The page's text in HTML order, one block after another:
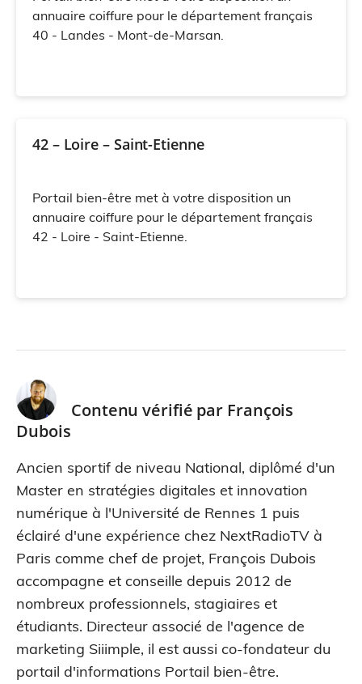
annuaire coiffure pour le département français
40 - Landes - Mont-de-Marsan.
42 – Loire – Saint-Etienne
Portail bien-être met à votre disposition un
annuaire coiffure pour le département français
42 - Loire - Saint-Etienne.
Contenu vérifié par François
Dubois
Ancien sportif de niveau National, diplômé d'un
Master en stratégies digitales et innovation
numérique à l'Université de Rennes 1 puis
éclairé d'une expérience chez NextRadioTV à
Paris comme chef de projet, François Dubois
accompagne et conseille depuis 2012 de
nombreux professionnels, stagiaires et
étudiants. Directeur associé de l'agence de
marketing Siiimple, il est aussi co-fondateur du
portail d'informations Portail bien-être.